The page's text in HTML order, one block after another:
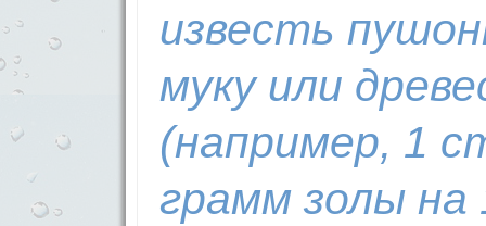
известь
муку или
(например, 1
грамм золы на